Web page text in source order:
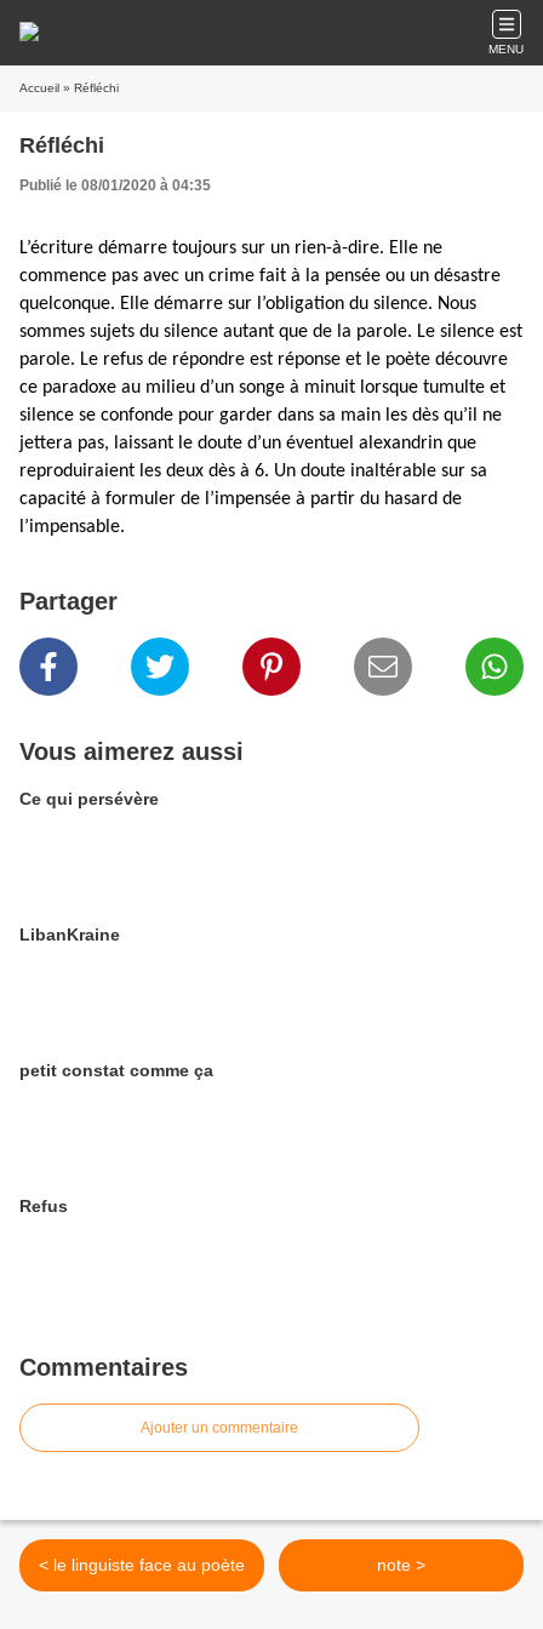
MENU
Accueil » Réfléchi
Réfléchi
Publié le 08/01/2020 à 04:35
L’écriture démarre toujours sur un rien-à-dire. Elle ne
commence pas avec un crime fait à la pensée ou un désastre
quelconque. Elle démarre sur l’obligation du silence. Nous
sommes sujets du silence autant que de la parole. Le silence est
parole. Le refus de répondre est réponse et le poète découvre
ce paradoxe au milieu d’un songe à minuit lorsque tumulte et
silence se confonde pour garder dans sa main les dès qu’il ne
jettera pas, laissant le doute d’un éventuel alexandrin que
reproduiraient les deux dès à 6. Un doute inaltérable sur sa
capacité à formuler de l’impensée à partir du hasard de
l’impensable.
Partager
Vous aimerez aussi
Ce qui persévère
LibanKraine
petit constat comme ça
Refus
Commentaires
Ajouter un commentaire
< le linguiste face au poète note >